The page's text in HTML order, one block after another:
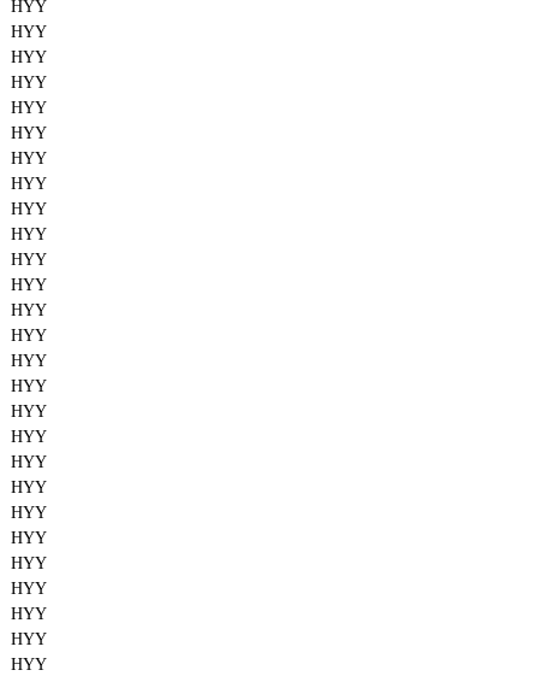
HYY
HYY
HYY
HYY
HYY
HYY
HYY
HYY
HYY
HYY
HYY
HYY
HYY
HYY
HYY
HYY
HYY
HYY
HYY
HYY
HYY
HYY
HYY
HYY
HYY
HYY
HYY